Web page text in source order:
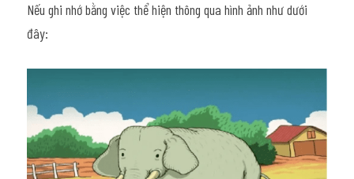
Nếu ghi nhớ bằng việc thể hiện thông qua hình ảnh như dưới
đây: